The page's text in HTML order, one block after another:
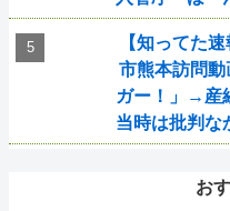
【知ってた
市熊本訪問
ガー！」→産
当時は批判な
お